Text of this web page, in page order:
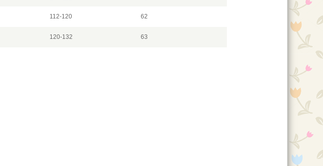
112-120 62
120-132 63